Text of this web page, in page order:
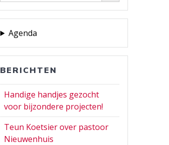
Agenda
BERICHTEN
Handige handjes gezocht
voor bijzondere projecten!
Teun Koetsier over pastoor
Nieuwenhuis